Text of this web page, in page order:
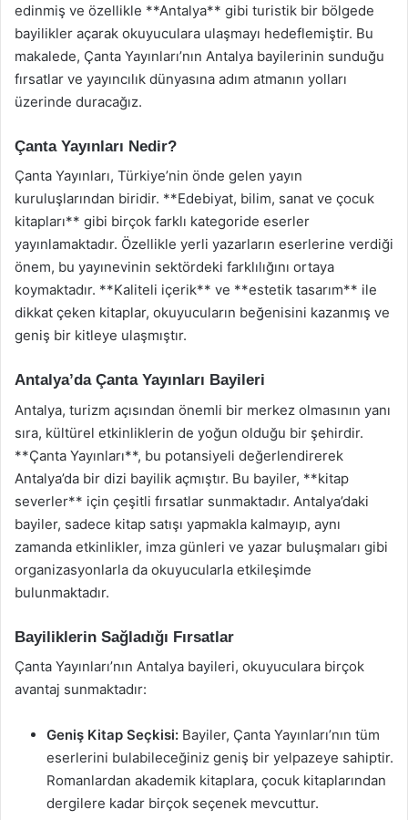
edinmiş ve özellikle **Antalya** gibi turistik bir bölgede
bayilikler açarak okuyuculara ulaşmayı hedeflemiştir. Bu
makalede, Çanta Yayınları’nın Antalya bayilerinin sunduğu
fırsatlar ve yayıncılık dünyasına adım atmanın yolları
üzerinde duracağız.
Çanta Yayınları Nedir?
Çanta Yayınları, Türkiye’nin önde gelen yayın
kuruluşlarından biridir. **Edebiyat, bilim, sanat ve çocuk
kitapları** gibi birçok farklı kategoride eserler
yayınlamaktadır. Özellikle yerli yazarların eserlerine verdiği
önem, bu yayınevinin sektördeki farklılığını ortaya
koymaktadır. **Kaliteli içerik** ve **estetik tasarım** ile
dikkat çeken kitaplar, okuyucuların beğenisini kazanmış ve
geniş bir kitleye ulaşmıştır.
Antalya’da Çanta Yayınları Bayileri
Antalya, turizm açısından önemli bir merkez olmasının yanı
sıra, kültürel etkinliklerin de yoğun olduğu bir şehirdir.
**Çanta Yayınları**, bu potansiyeli değerlendirerek
Antalya’da bir dizi bayilik açmıştır. Bu bayiler, **kitap
severler** için çeşitli fırsatlar sunmaktadır. Antalya’daki
bayiler, sadece kitap satışı yapmakla kalmayıp, aynı
zamanda etkinlikler, imza günleri ve yazar buluşmaları gibi
organizasyonlarla da okuyucularla etkileşimde
bulunmaktadır.
Bayiliklerin Sağladığı Fırsatlar
Çanta Yayınları’nın Antalya bayileri, okuyuculara birçok
avantaj sunmaktadır:
Geniş Kitap Seçkisi: Bayiler, Çanta Yayınları’nın tüm
eserlerini bulabileceğiniz geniş bir yelpazeye sahiptir.
Romanlardan akademik kitaplara, çocuk kitaplarından
dergilere kadar birçok seçenek mevcuttur.